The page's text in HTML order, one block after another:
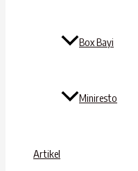
Box Bayi
Miniresto
Artikel